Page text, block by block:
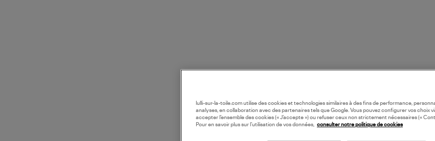
lulli-sur-la-toile.com utilise des cookies et technologies similaires à des fins de performance,
analyses, en collaboration avec des partenaires tels que Google. Vous pouvez configurer vos choix
accepter l’ensemble des cookies (« J’accepte ») ou refuser ceux non strictement nécessaires («
Pour en savoir plus sur l’utilisation de vos données, consulter notre politique de cookies